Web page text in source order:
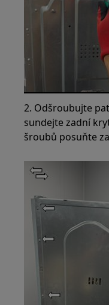
2. Odšroubujte
sundejte zadní
šroubů posuňte